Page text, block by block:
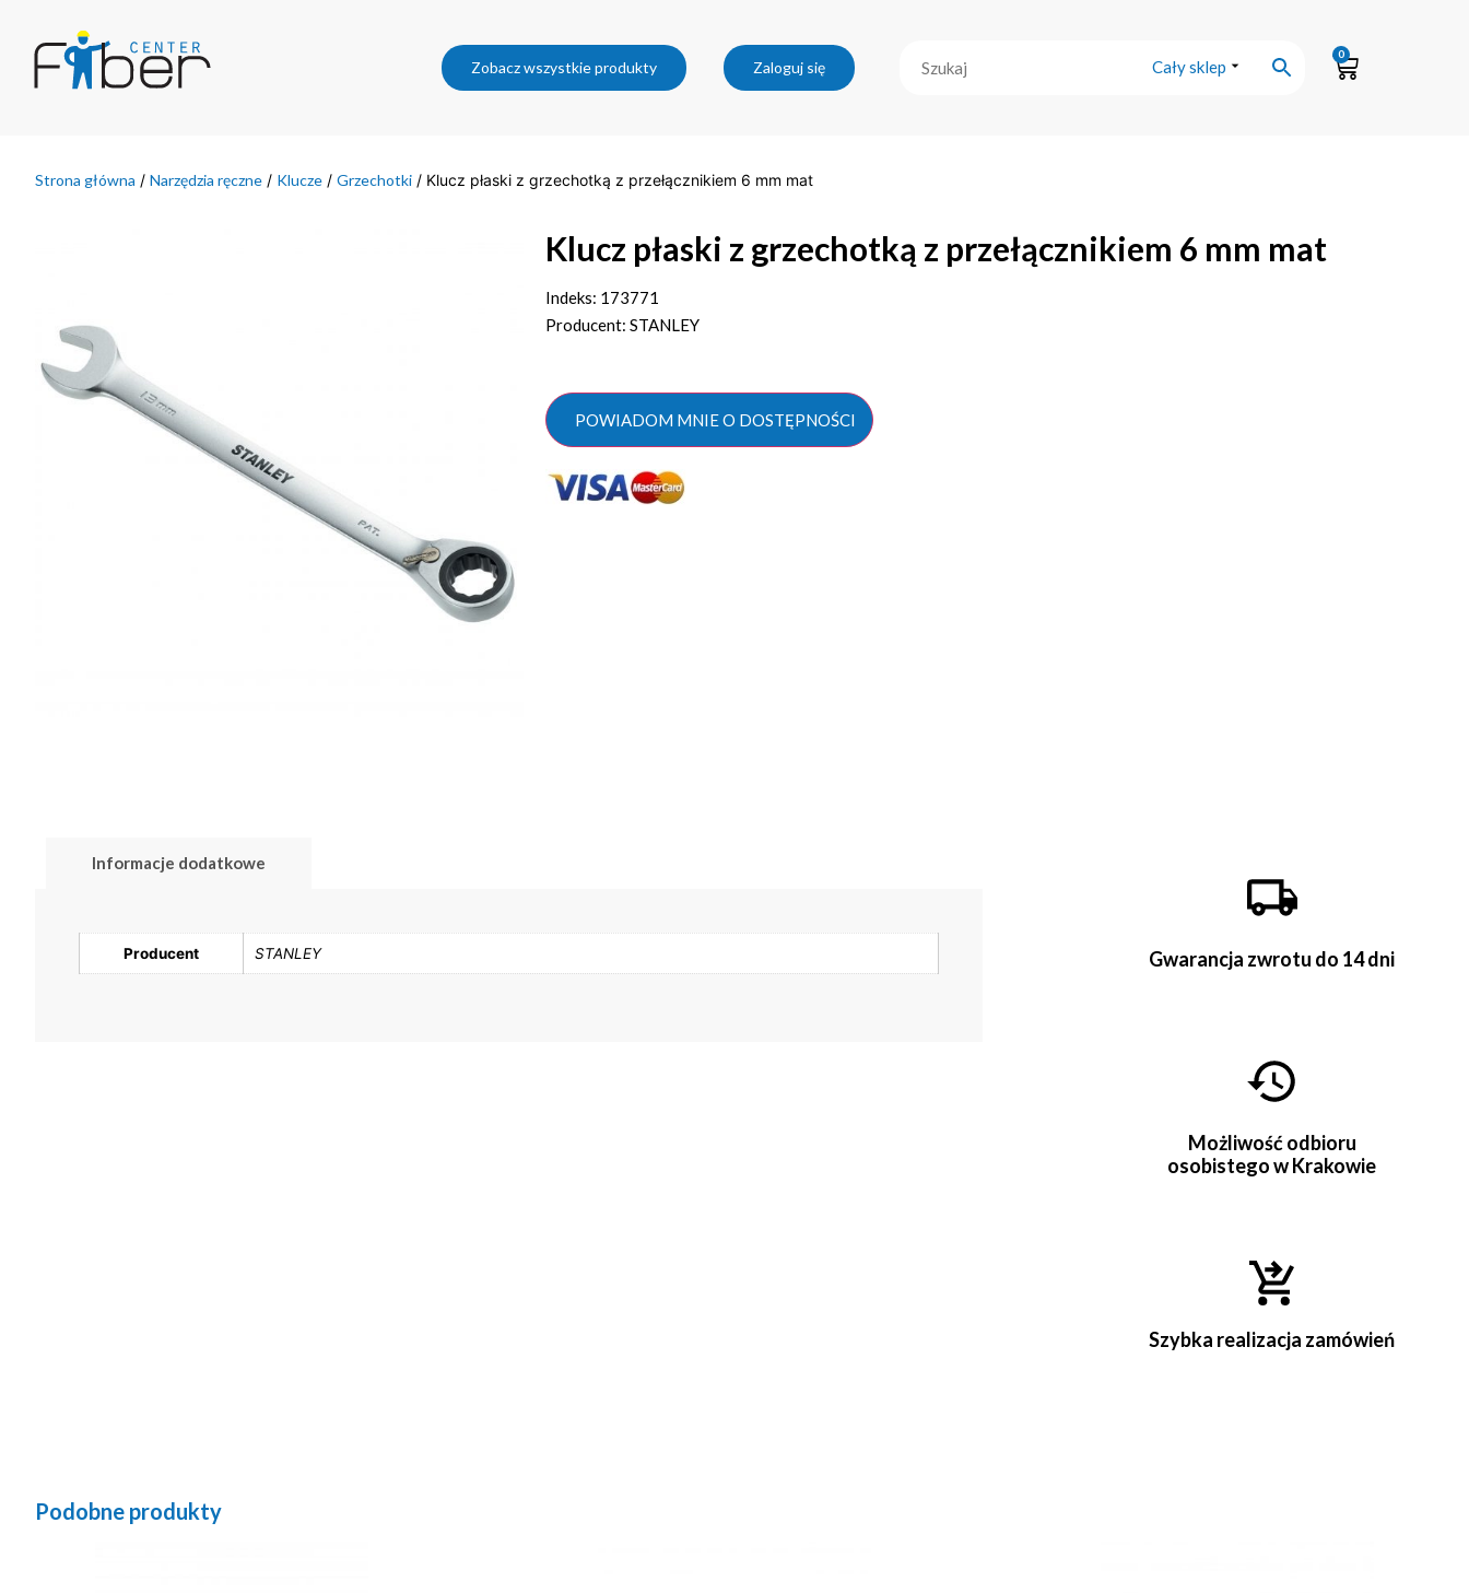
Zobacz wszystkie produkty Zaloguj się Cały sklep
0
Strona główna / Narzędzia ręczne / Klucze / Grzechotki / Klucz płaski z grzechotką z przełącznikiem 6 mm mat
Klucz płaski z grzechotką z przełącznikiem 6 mm mat
Indeks: 173771
Producent: STANLEY
POWIADOM MNIE O DOSTĘPNOŚCI
Informacje dodatkowe
Producent STANLEY Gwarancja zwrotu do 14 dni
Możliwość odbioru
osobistego w Krakowie
Szybka realizacja zamówień
Podobne produkty